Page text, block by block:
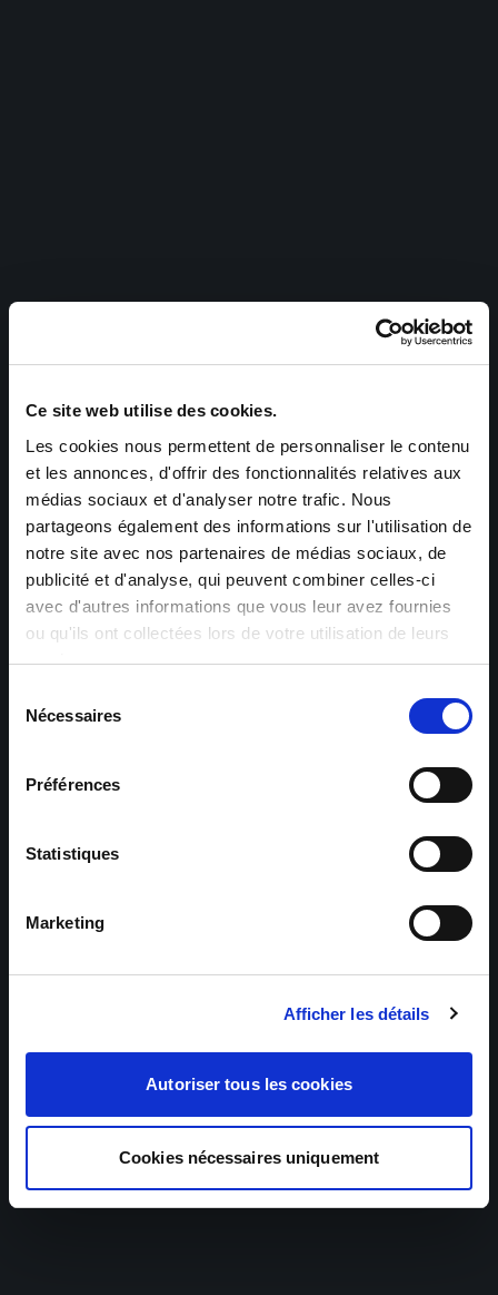
Ce site web utilise des cookies.
Les cookies nous permettent de personnaliser le contenu
et les annonces, d'offrir des fonctionnalités relatives aux
médias sociaux et d'analyser notre trafic. Nous
partageons également des informations sur l'utilisation de
notre site avec nos partenaires de médias sociaux, de
publicité et d'analyse, qui peuvent combiner celles-ci
avec d'autres informations que vous leur avez fournies
ou qu'ils ont collectées lors de votre utilisation de leurs
services.
Nécessaires
Préférences
Statistiques
Marketing
Afficher les détails
Autoriser tous les cookies
Cookies nécessaires uniquement